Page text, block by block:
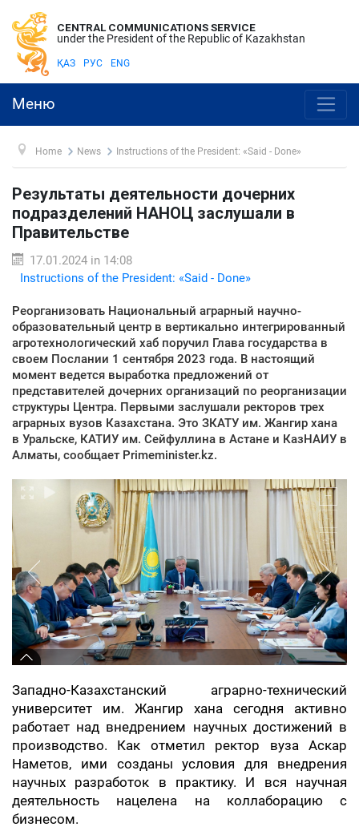
CENTRAL COMMUNICATIONS SERVICE
under the President of the Republic of Kazakhstan
ҚАЗ РУС ENG
Меню
Home News Instructions of the President: «Said - Done»
Результаты деятельности дочерних
подразделений НАНОЦ заслушали в
Правительстве
17.01.2024 in 14:08
Instructions of the President: «Said - Done»
Реорганизовать Национальный аграрный научно-
образовательный центр в вертикально интегрированный
агротехнологический хаб поручил Глава государства в
своем Послании 1 сентября 2023 года. В настоящий
момент ведется выработка предложений от
представителей дочерних организаций по реорганизации
структуры Центра. Первыми заслушали ректоров трех
аграрных вузов Казахстана. Это ЗКАТУ им. Жангир хана
в Уральске, КАТИУ им. Сейфуллина в Астане и КазНАИУ в
Алматы, сообщает Primeminister.kz.
Западно-Казахстанский аграрно-технический
университет им. Жангир хана сегодня активно
работает над внедрением научных достижений в
производство. Как отметил ректор вуза Аскар
Наметов, ими созданы условия для внедрения
научных разработок в практику. И вся научная
деятельность нацелена на коллаборацию с
бизнесом.